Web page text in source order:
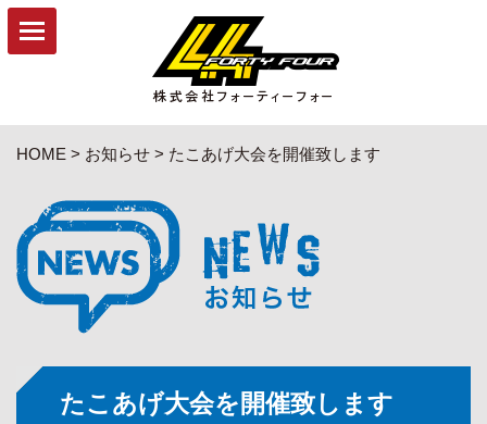
HOME > お知らせ > たこあげ大会を開催致します
たこあげ大会を開催致します
会社概要
採用情報
お問い合わせ
← HOME